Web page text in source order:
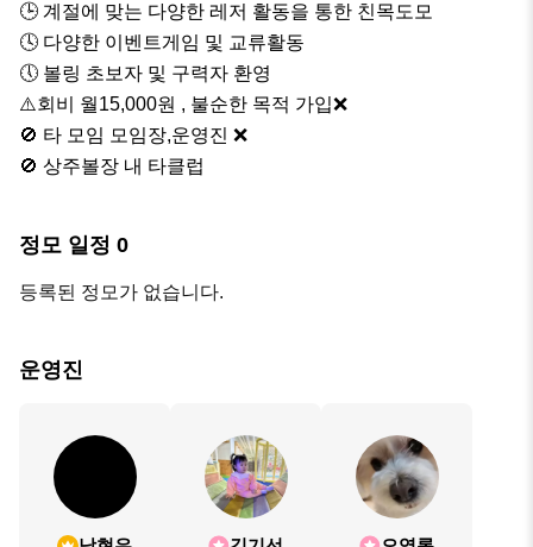
🕒 계절에 맞는 다양한 레저 활동을 통한 친목도모
🕓 다양한 이벤트게임 및 교류활동
🕔 볼링 초보자 및 구력자 환영
⚠️회비 월15,000원 , 불순한 목적 가입❌
🚫 타 모임 모임장,운영진 ❌
🚫 상주볼장 내 타클럽
정모 일정 0
등록된 정모가 없습니다.
운영진